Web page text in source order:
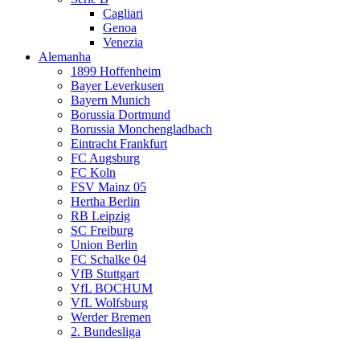
Cagliari
Genoa
Venezia
Alemanha
1899 Hoffenheim
Bayer Leverkusen
Bayern Munich
Borussia Dortmund
Borussia Monchengladbach
Eintracht Frankfurt
FC Augsburg
FC Koln
FSV Mainz 05
Hertha Berlin
RB Leipzig
SC Freiburg
Union Berlin
FC Schalke 04
VfB Stuttgart
VfL BOCHUM
VfL Wolfsburg
Werder Bremen
2. Bundesliga